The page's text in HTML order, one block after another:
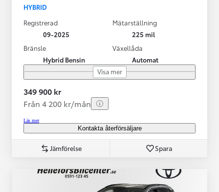
HYBRID
Registrerad
09-2025
Mätarställning
225 mil
Bränsle
Hybrid Bensin
Växellåda
Automat
Visa mer
349 900 kr
Från 4 200 kr/mån
Läs mer
Kontakta återförsäljare
Jämförelse Spara